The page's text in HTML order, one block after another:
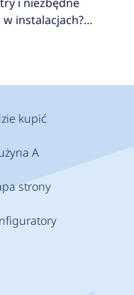
instalacjach?
kupić
A
strony